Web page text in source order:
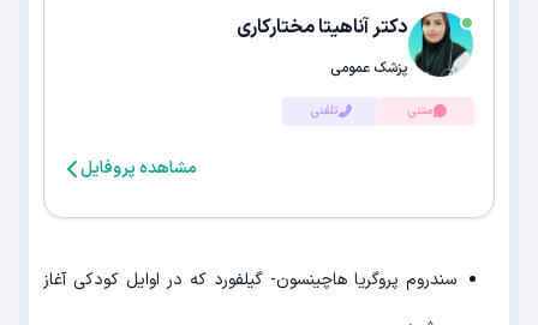
دکتر آناهیتا مختارکاری
پزشک عمومی
متنی تلفنی
مشاهده پروفایل
سندروم پروگریا هاچینسون- گیلفورد که در اوایل کودکی آغاز